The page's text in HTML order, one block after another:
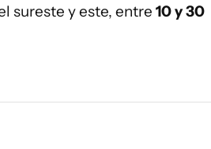
sureste y este, entre 10 y 30